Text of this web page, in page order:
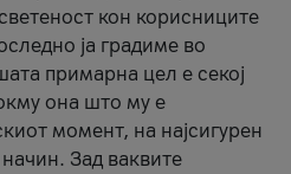
кон корисниците
ја градиме во
примарна цел е секој
она што му е
момент, на најсигурен
Зад ваквите